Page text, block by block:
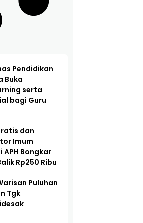
Pendidikan
Buka
serta
bagi Guru
dan
Imum
APH Bongkar
Rp250 Ribu
Puluhan
Tgk